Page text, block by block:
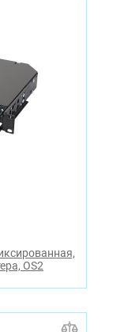
OS2